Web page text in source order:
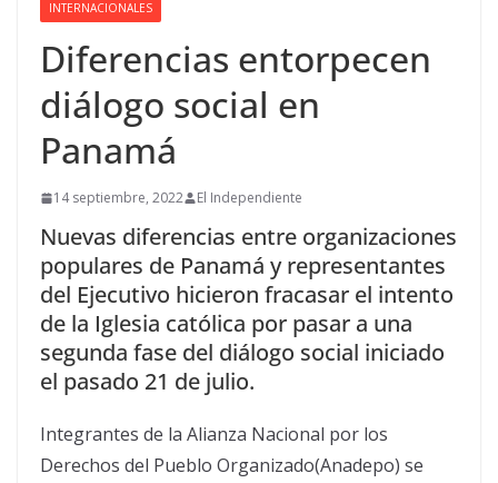
INTERNACIONALES
Diferencias entorpecen
diálogo social en
Panamá
14 septiembre, 2022 El Independiente
Nuevas diferencias entre organizaciones
populares de Panamá y representantes
del Ejecutivo hicieron fracasar el intento
de la Iglesia católica por pasar a una
segunda fase del diálogo social iniciado
el pasado 21 de julio.
Integrantes de la Alianza Nacional por los
Derechos del Pueblo Organizado(Anadepo) se